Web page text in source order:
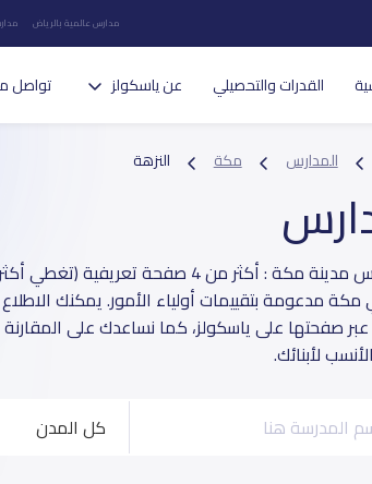
مدارس عالمية بالرياض
القدرات والتحصيلي عن ياسكولز تواصل
المدارس مكة النزهة
مكة مدعومة بتقييمات أولياء الأمور. يمكنك
عبر صفحتها على ياسكولز، كما نساعدك على
لأبنائك.
كل المدن